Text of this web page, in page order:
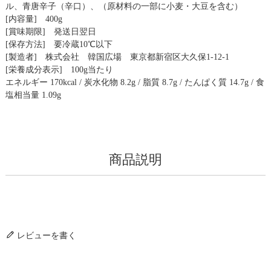
ル、青唐辛子（辛口）、（原材料の一部に小麦・大豆を含む）
[内容量] 400g
[賞味期限] 発送日翌日
[保存方法] 要冷蔵10℃以下
[製造者] 株式会社 韓国広場 東京都新宿区大久保1-12-1
[栄養成分表示] 100g当たり
エネルギー 170kcal / 炭水化物 8.2g / 脂質 8.7g / たんぱく質 14.7g / 食
塩相当量 1.09g
商品説明
レビューを書く